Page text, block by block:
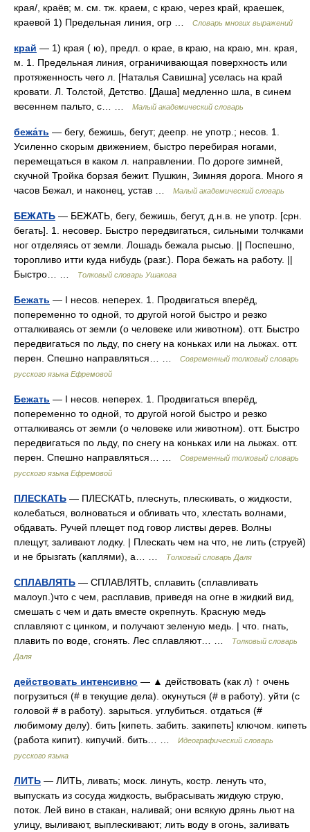
края/, краёв; м. см. тж. краем, с краю, через край, краешек,
краевой 1) Предельная линия, огр …
Словарь многих выражений
край — 1) края ( ю), предл. о крае, в краю, на краю, мн. края,
м. 1. Предельная линия, ограничивающая поверхность или
протяженность чего л. [Наталья Савишна] уселась на край
кровати. Л. Толстой, Детство. [Даша] медленно шла, в синем
весеннем пальто, с… …
Малый академический словарь
бежа́ть — бегу, бежишь, бегут; деепр. не употр.; несов. 1.
Усиленно скорым движением, быстро перебирая ногами,
перемещаться в каком л. направлении. По дороге зимней,
скучной Тройка борзая бежит. Пушкин, Зимняя дорога. Много я
часов Бежал, и наконец, устав …
Малый академический словарь
БЕЖАТЬ — БЕЖАТЬ, бегу, бежишь, бегут, д.н.в. не употр. [срн.
бегать]. 1. несовер. Быстро передвигаться, сильными толчками
ног отделяясь от земли. Лошадь бежала рысью. || Поспешно,
торопливо итти куда нибудь (разг.). Пора бежать на работу. ||
Быстро… …
Толковый словарь Ушакова
Бежать — I несов. неперех. 1. Продвигаться вперёд,
попеременно то одной, то другой ногой быстро и резко
отталкиваясь от земли (о человеке или животном). отт. Быстро
передвигаться по льду, по снегу на коньках или на лыжах. отт.
перен. Спешно направляться… …
Современный толковый словарь
русского языка Ефремовой
Бежать — I несов. неперех. 1. Продвигаться вперёд,
попеременно то одной, то другой ногой быстро и резко
отталкиваясь от земли (о человеке или животном). отт. Быстро
передвигаться по льду, по снегу на коньках или на лыжах. отт.
перен. Спешно направляться… …
Современный толковый словарь
русского языка Ефремовой
ПЛЕСКАТЬ — ПЛЕСКАТЬ, плеснуть, плескивать, о жидкости,
колебаться, волноваться и обливать что, хлестать волнами,
обдавать. Ручей плещет под говор листвы дерев. Волны
плещут, заливают лодку. | Плескать чем на что, не лить (струей)
и не брызгать (каплями), а… …
Толковый словарь Даля
СПЛАВЛЯТЬ — СПЛАВЛЯТЬ, сплавить (сплавливать
малоуп.)что с чем, расплавив, приведя на огне в жидкий вид,
смешать с чем и дать вместе окрепнуть. Красную медь
сплавляют с цинком, и получают зеленую медь. | что. гнать,
плавить по воде, сгонять. Лес сплавляют… …
Толковый словарь
Даля
действовать интенсивно — ▲ действовать (как л) ↑ очень
погрузиться (# в текущие дела). окунуться (# в работу). уйти (с
головой # в работу). зарыться. углубиться. отдаться (#
любимому делу). бить [кипеть. забить. закипеть] ключом. кипеть
(работа кипит). кипучий. бить… …
Идеографический словарь
русского языка
ЛИТЬ — ЛИТЬ, ливать; моск. линуть, костр. ленуть что,
выпускать из сосуда жидкость, выбрасывать жидкую струю,
поток. Лей вино в стакан, наливай; они всякую дрянь льют на
улицу, выливают, выплескивают; лить воду в огонь, заливать